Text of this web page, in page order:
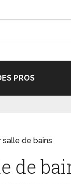
PROS
de bains
de